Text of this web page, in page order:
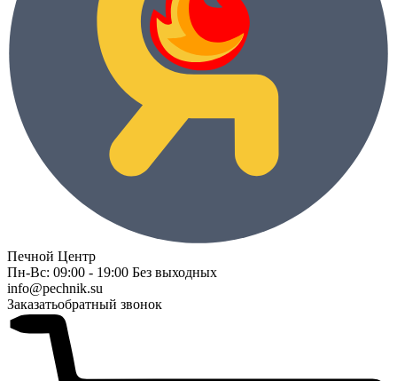
Печной Центр
Пн-Вс: 09:00 - 19:00 Без выходных
info@pechnik.su
Заказатьобратный звонок